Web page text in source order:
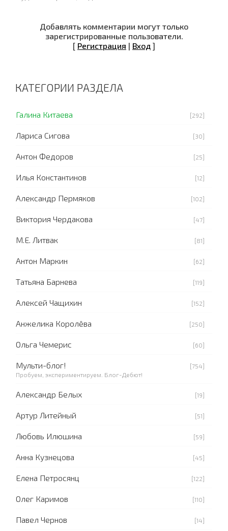
Добавлять комментарии могут только
зарегистрированные пользователи.
[ Регистрация | Вход ]
КАТЕГОРИИ РАЗДЕЛА
Галина Китаева [292]
Лариса Сигова [30]
Антон Федоров [25]
Илья Константинов [12]
Александр Пермяков [102]
Виктория Чердакова [47]
М.Е. Литвак [81]
Антон Маркин [62]
Татьяна Барнева [119]
Алексей Чащихин [152]
Анжелика Королёва [250]
Ольга Чемерис [60]
Мульти-блог!
[754]
Пробуем, экспериментируем. Блог-Дебют!
Александр Белых [19]
Артур Литейный [51]
Любовь Илюшина [59]
Анна Кузнецова [45]
Елена Петросянц [122]
Олег Каримов [110]
Павел Чернов [14]